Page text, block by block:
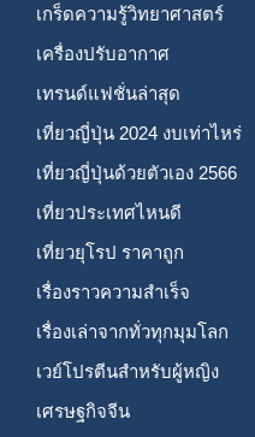
เกร็ดความรู้วิทยาศาสตร์
เครื่องปรับอากาศ
เทรนด์แฟชั่นล่าสุด
เที่ยวญี่ปุ่น 2024 งบเท่าไหร่
เที่ยวญี่ปุ่นด้วยตัวเอง 2566
เที่ยวประเทศไหนดี
เที่ยวยุโรป ราคาถูก
เรื่องราวความสำเร็จ
เรื่องเล่าจากทั่วทุกมุมโลก
เวย์โปรตีนสำหรับผู้หญิง
เศรษฐกิจจีน